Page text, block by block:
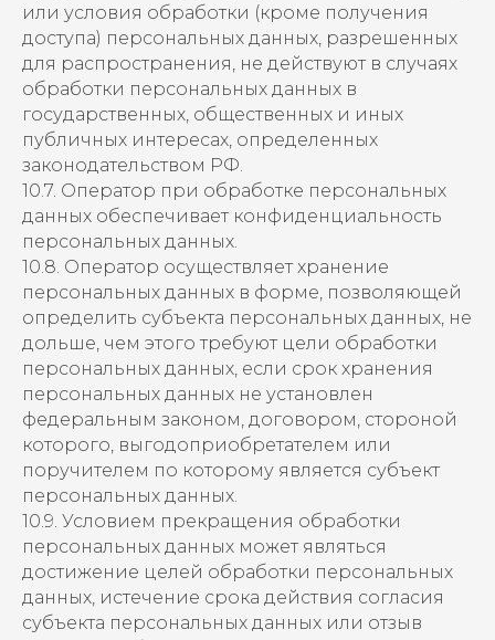
или условия обработки (кроме получения
доступа) персональных данных, разрешенных
для распространения, не действуют в случаях
обработки персональных данных в
государственных, общественных и иных
публичных интересах, определенных
законодательством РФ.
10.7. Оператор при обработке персональных
данных обеспечивает конфиденциальность
персональных данных.
10.8. Оператор осуществляет хранение
персональных данных в форме, позволяющей
определить субъекта персональных данных, не
дольше, чем этого требуют цели обработки
персональных данных, если срок хранения
персональных данных не установлен
федеральным законом, договором, стороной
которого, выгодоприобретателем или
поручителем по которому является субъект
персональных данных.
10.9. Условием прекращения обработки
персональных данных может являться
достижение целей обработки персональных
данных, истечение срока действия согласия
субъекта персональных данных или отзыв